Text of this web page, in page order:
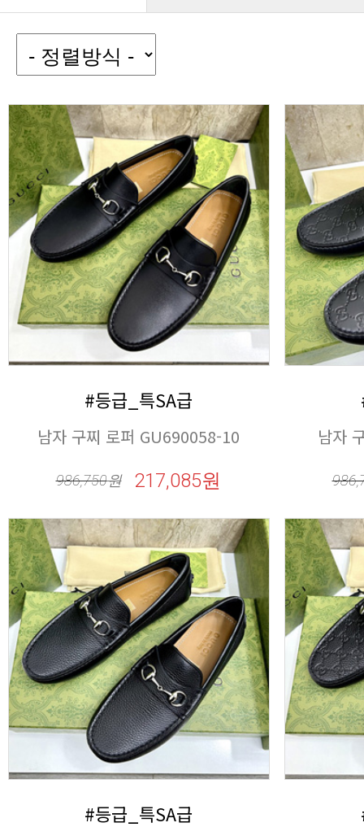
#등급_특SA급
남자 구찌 로퍼 GU690058-10
986,750원 217,085원
남자
#등급_특SA급